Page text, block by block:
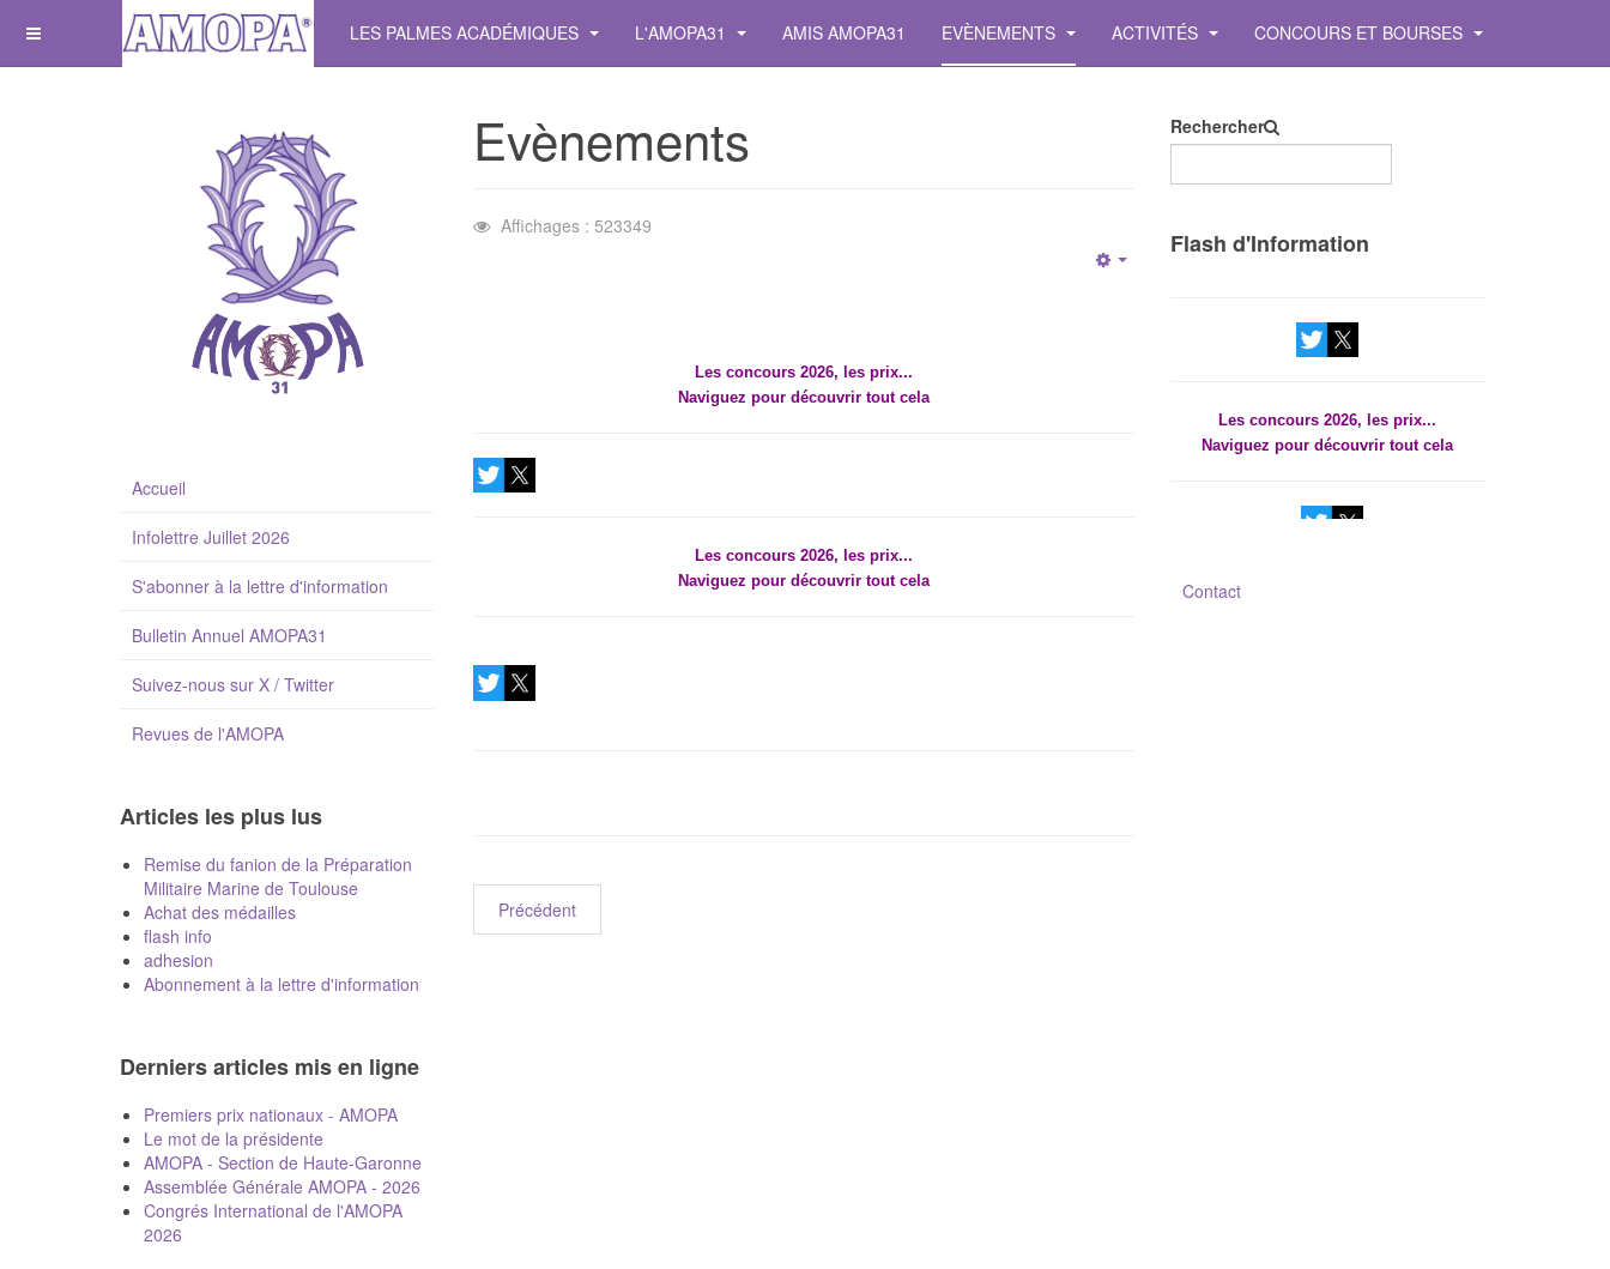
LES PALMES ACADÉMIQUES L'AMOPA31 AMIS AMOPA31 EVÈNEMENTS ACTIVITÉS CONCOURS ET BOURSES
Evènements
Affichages : 523349
Les concours 2026, les prix...
Naviguez pour découvrir tout cela
Les concours 2026, les prix...
Naviguez pour découvrir tout cela
Précédent
Accueil
Infolettre Juillet 2026
S'abonner à la lettre d'information
Bulletin Annuel AMOPA31
Suivez-nous sur X / Twitter
Revues de l'AMOPA
Articles les plus lus
Remise du fanion de la Préparation
Militaire Marine de Toulouse
Achat des médailles
flash info
adhesion
Abonnement à la lettre d'information
Derniers articles mis en ligne
Premiers prix nationaux - AMOPA
Le mot de la présidente
AMOPA - Section de Haute-Garonne
Assemblée Générale AMOPA - 2026
Congrés International de l'AMOPA
2026
Rechercher
Flash d'Information
Naviguez pour découvrir tout cela
Naviguez pour découvrir tout cela
Contact